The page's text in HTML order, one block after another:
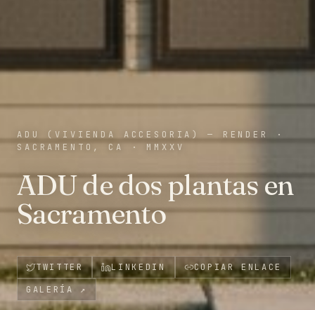
ADU (VIVIENDA ACCESORIA) — RENDER
·
SACRAMENTO, CA
· MMXXV
ADU de dos plantas en
Sacramento
TWITTER LINKEDIN
COPIAR ENLACE
GALERÍA
↗